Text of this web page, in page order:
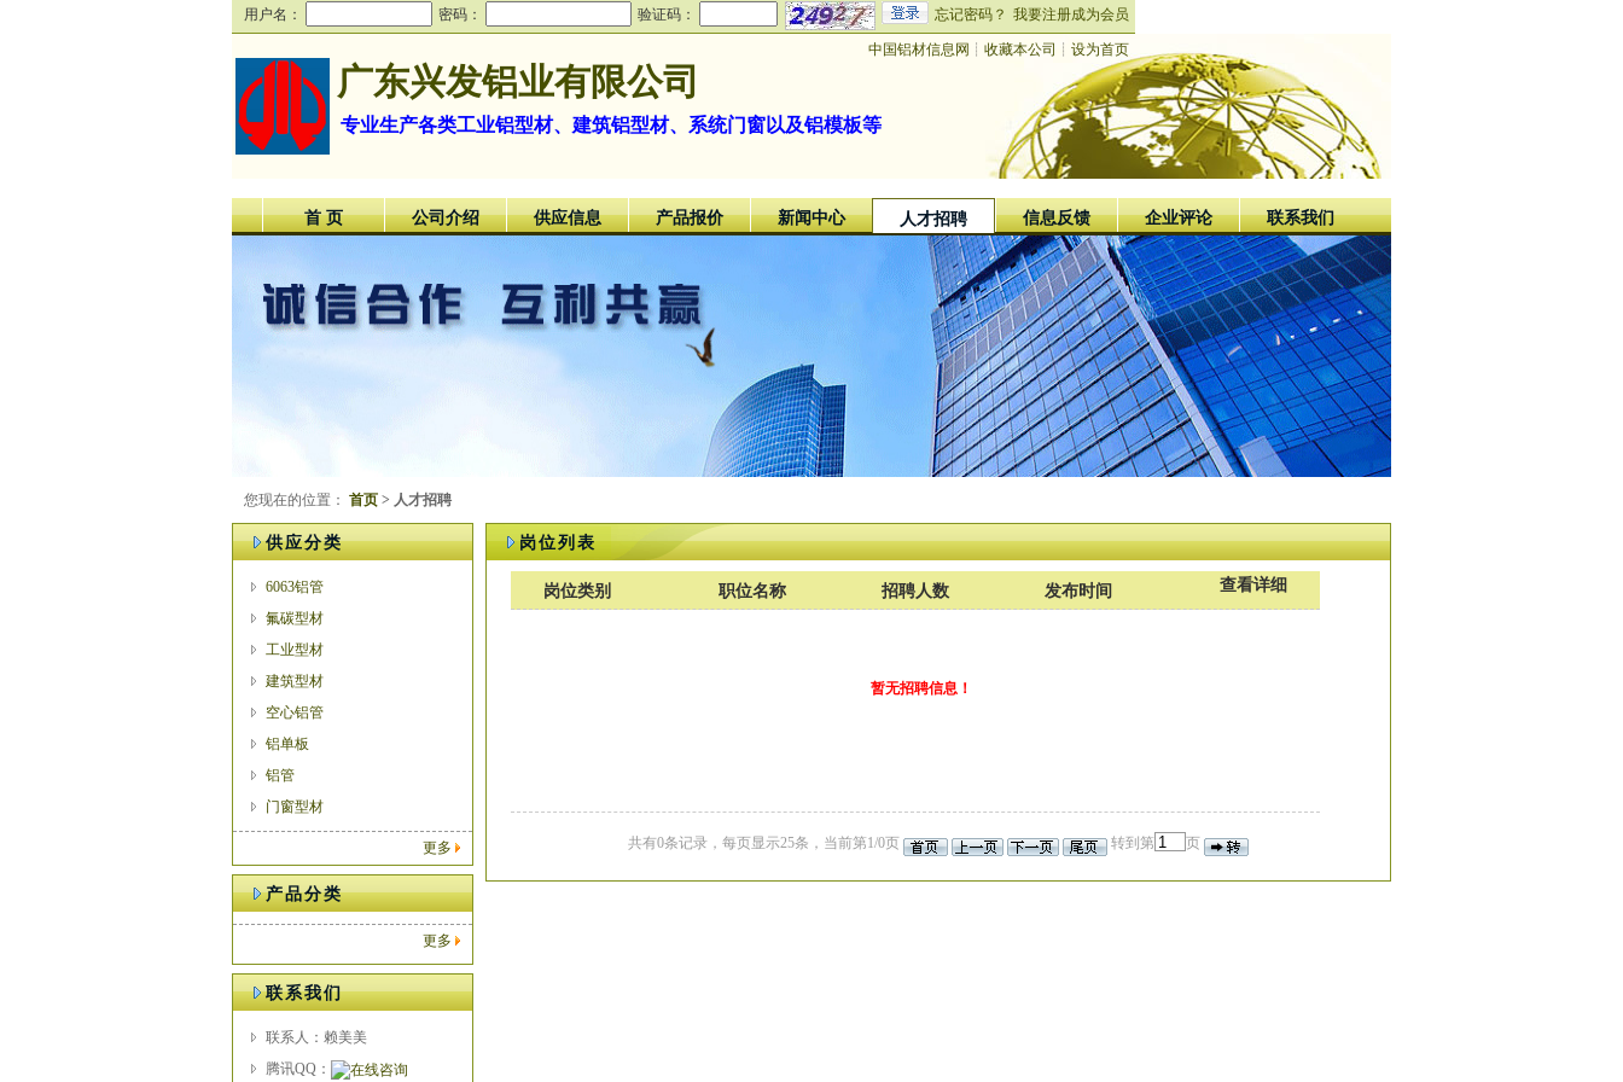
用户名： 密码： 验证码： 忘记密码？ 我要注册成为会员
中国铝材信息网 ┊ 收藏本公司 ┊ 设为首页
广东兴发铝业有限公司
专业生产各类工业铝型材、建筑铝型材、系统门窗以及铝模板等
首 页 公司介绍 供应信息 产品报价 新闻中心 人才招聘 信息反馈 企业评论 联系我们
您现在的位置： 首页 > 人才招聘
供应分类
6063铝管
氟碳型材
工业型材
建筑型材
空心铝管
铝单板
铝管
门窗型材
更多
产品分类
更多
联系我们
联系人：赖美美
腾讯QQ：
岗位列表
岗位类别 职位名称 招聘人数 发布时间 查看详细
暂无招聘信息！
共有0条记录，每页显示25条，当前第1/0页 转到第 页